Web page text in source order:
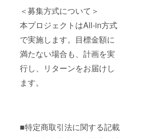
＜募集方式について＞
本プロジェクトはAll-in方式
で実施します。目標金額に
満たない場合も、計画を実
行し、リターンをお届けし
ます。
■特定商取引法に関する記載